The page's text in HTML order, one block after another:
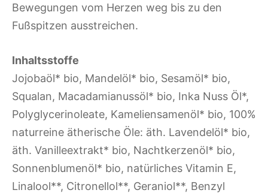
Bewegungen vom Herzen weg bis zu den
Fußspitzen ausstreichen.
Inhaltsstoffe
Jojobaöl* bio, Mandelöl* bio, Sesamöl* bio,
Squalan, Macadamianussöl* bio, Inka Nuss Öl*,
Polyglycerinoleate, Kameliensamenöl* bio, 100%
naturreine ätherische Öle: äth. Lavendelöl* bio,
äth. Vanilleextrakt* bio, Nachtkerzenöl* bio,
Sonnenblumenöl* bio, natürliches Vitamin E,
Linalool**, Citronellol**, Geraniol**, Benzyl